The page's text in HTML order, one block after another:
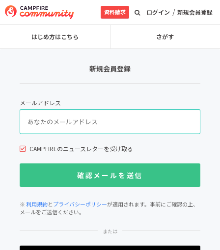
ログイン / 新規会員登録
資料請求
はじめ方はこちら さがす
新規会員登録
メールアドレス
CAMPFIREのニュースレターを受け取る
※利用規約とプライバシーポリシーが適用されます。事前にご確認の上、
メールをご送信ください。